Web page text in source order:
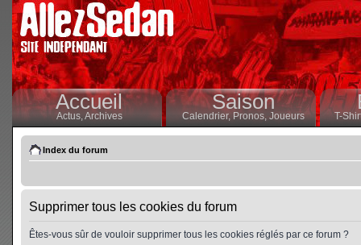
Accueil
Actus,Archives
Saison
Calendrier,Pronos, Joueurs T-
Index du forum
Supprimer tous les cookies du forum
Êtes-vous sûr de vouloir supprimer tous les cookies réglés par ce forum ?